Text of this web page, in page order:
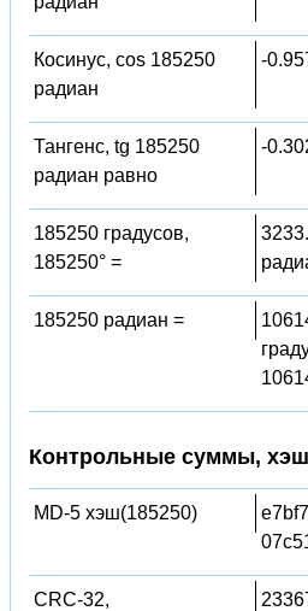
Косинус, cos 185250
радиан
-
Тангенс, tg 185250
радиан равно
-
185250 градусов,
185250° =
185250 радиан =
Контрольные суммы,
MD-5 хэш(185250)
CRC-32,